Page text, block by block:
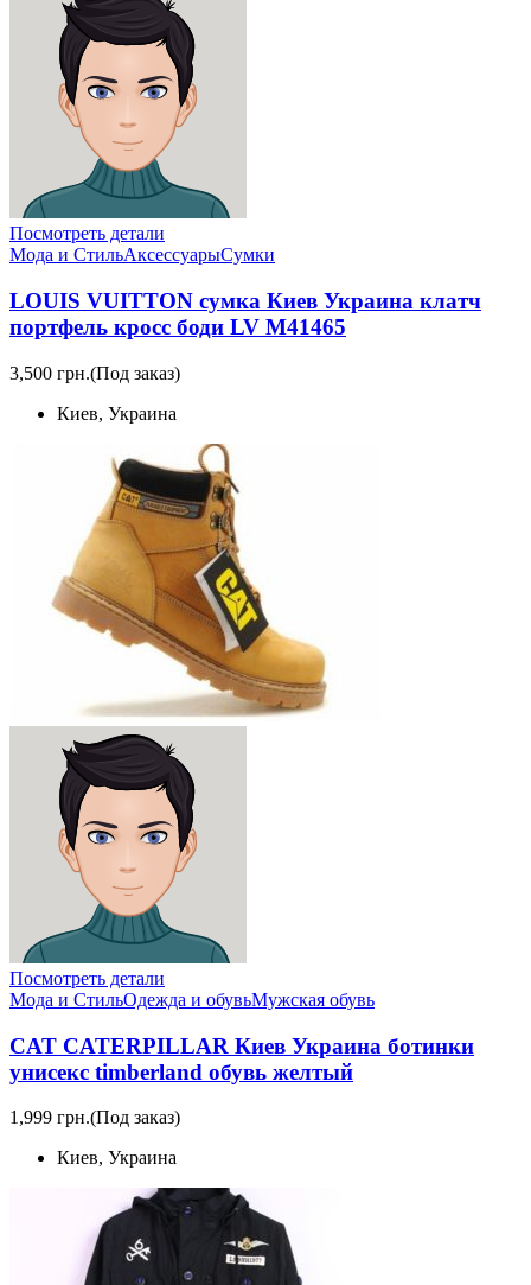
Посмотреть детали
Мода и СтильАксессуарыСумки
LOUIS VUITTON сумка Киев Украина клатч
портфель кросс боди LV M41465
3,500 грн.(Под заказ)
Киев, Украина
Посмотреть детали
Мода и СтильОдежда и обувьМужская обувь
CAT CATERPILLAR Киев Украина ботинки
унисекс timberland обувь желтый
1,999 грн.(Под заказ)
Киев, Украина